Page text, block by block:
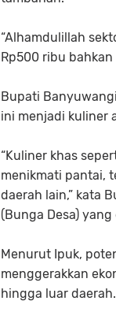
“Alhamdulillah
Rp500 ribu
Bupati
ini menjadi kuliner
“Kuliner khas
menikmati pantai,
daerah lain,” kata
(Bunga Desa)
Menurut Ipuk,
menggerakkan
hingga luar daerah.